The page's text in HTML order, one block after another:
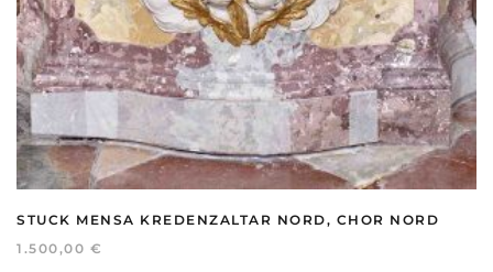
STUCK MENSA KREDENZALTAR NORD, CHOR NORD
1.500,00 €